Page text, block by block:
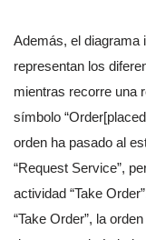
Además, el diagrama
representan los
mientras recorre una
símbolo
orden ha pasado al
“Request Service”,
actividad “Take
“Take Order”, la